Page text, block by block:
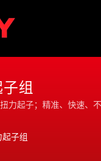
组
力起子；精准、快速、
子组